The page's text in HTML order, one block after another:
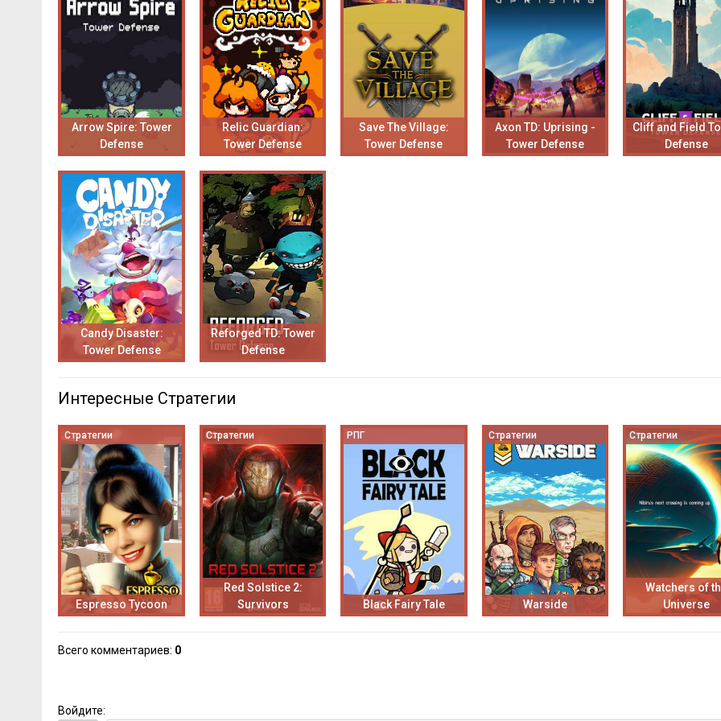
Arrow Spire: Tower
Defense
Relic Guardian:
Tower Defense
Save The Village:
Tower Defense
Axon TD: Uprising -
Tower Defense
Cliff and Field
Defense
Candy Disaster:
Tower Defense
Reforged TD: Tower
Defense
Интересные Стратегии
Стратегии
Espresso Tycoon
Стратегии
Red Solstice 2:
Survivors
РПГ
Black Fairy Tale
Стратегии
Warside
Стратегии
Watchers of
Universe
Всего комментариев: 0
Войдите: